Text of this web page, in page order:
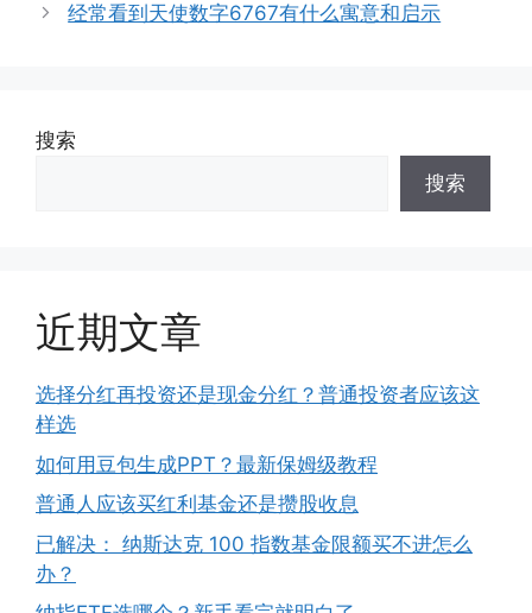
经常看到天使数字6767有什么寓意和启示
搜索
搜索
近期文章
选择分红再投资还是现金分红？普通投资者应该这
样选
如何用豆包生成PPT？最新保姆级教程
普通人应该买红利基金还是攒股收息
已解决： 纳斯达克 100 指数基金限额买不进怎么
办？